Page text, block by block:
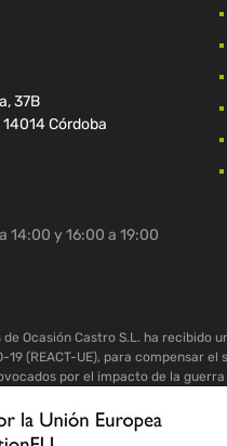
37B
Córdoba
14:00 y 16:00 a 19:00
Ocasión Castro S.L. ha recibido
19 (REACT-UE), para
por el impacto de la